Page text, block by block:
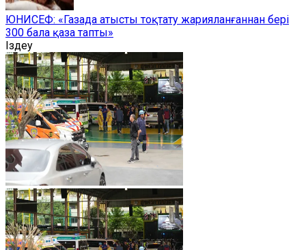
ЮНИСЕФ: «Газада атысты тоқтату жарияланғаннан бері
300 бала қаза тапты»
Іздеу